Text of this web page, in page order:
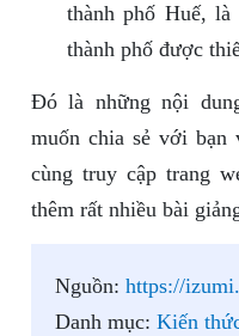
thành phố Huế,
thành phố được
Đó là những nội
muốn chia sẻ với
cùng truy cập trang
thêm rất nhiều bài
Nguồn: https://
Danh mục: Kiến